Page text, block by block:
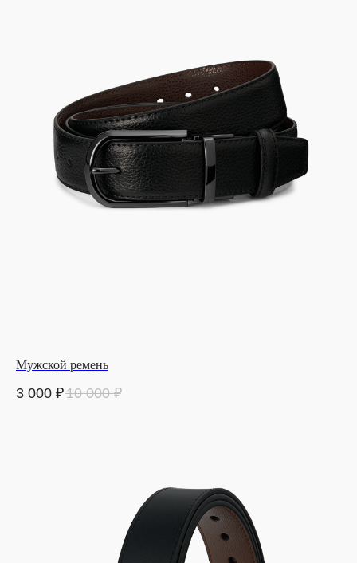
Мужской ремень
3 000 ₽10 000 ₽